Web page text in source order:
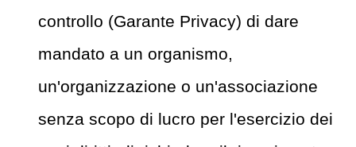
controllo (Garante Privacy) di dare
mandato a un organismo,
un'organizzazione o un'associazione
senza scopo di lucro per l'esercizio dei